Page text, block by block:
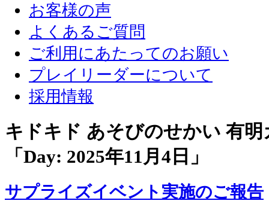
お客様の声
よくあるご質問
ご利用にあたってのお願い
プレイリーダーについて
採用情報
キドキド あそびのせかい 有
「Day: 2025年11月4日 」
サプライズイベント実施のご報告